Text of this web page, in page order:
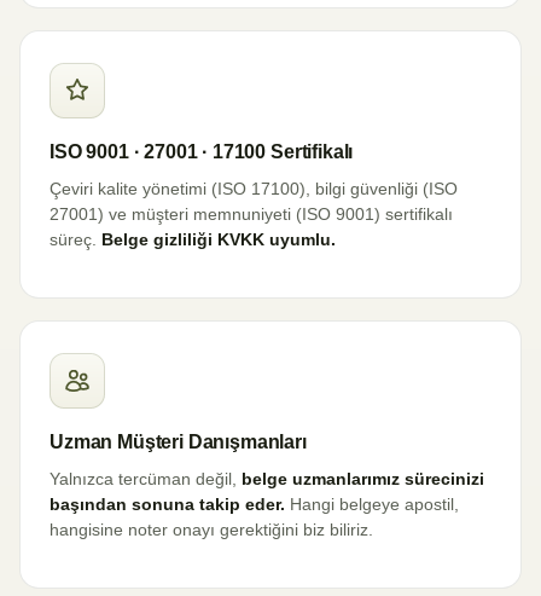
ISO 9001 · 27001 · 17100 Sertifikalı
Çeviri kalite yönetimi (ISO 17100), bilgi güvenliği (ISO
27001) ve müşteri memnuniyeti (ISO 9001) sertifikalı
süreç. Belge gizliliği KVKK uyumlu.
Uzman Müşteri Danışmanları
Yalnızca tercüman değil, belge uzmanlarımız sürecinizi
başından sonuna takip eder. Hangi belgeye apostil,
hangisine noter onayı gerektiğini biz biliriz.